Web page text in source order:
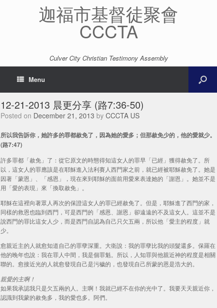
迦福市基督徒聚會
CCCTA
Culver City Christian Testimony Assembly
Menu
12-21-2013 晨更分享 (路7:36-50)
Posted on December 21, 2013 by CCCTA US
所以我告訴你，她許多的罪都赦免了，因為她的愛多；但那赦免少的，他的愛就少。
(路7:47)
許多罪都「赦免」了：從它原文的時態得知這女人的罪早「已經」獲得赦免了。所
以，這女人的罪應該是在耶穌進入法利賽人西門家之前，就已經被耶穌赦免了。她是
因著「蒙恩」、「感恩」，現在來到耶穌的面前用愛來表達她的「謝恩」。她並不是
用「愛的表現」來「換取赦免」。
耶穌在這裡向著眾人再次的保證這女人的罪已經赦免了。但是，耶穌進了西門的家，
同樣的救恩也臨到西門，可是西門的「感恩、謝恩」卻遠遠的不及這女人。這並不是
說西門的罪比這女人少，而是西門自認為自己只欠五兩，所以他「愛主的程度」就
少。
愈親近主的人就愈知道自己的罪孽深重。大衛說：我的罪孽比我的頭髮還多。保羅在
他的晚年也說：我在罪人中間，我是個罪魁。所以，人知罪與他親近神的程度是相關
聯的。愈接近光的人就愈發現自己是污穢的，也發現自己所蒙的恩是浩大的。
親愛的主啊！
如果我承認我只是欠五兩的人。主啊！我就已經不在你的光中了。我要天天親近你，
認識到我蒙的赦免多，我的愛也多。阿們。